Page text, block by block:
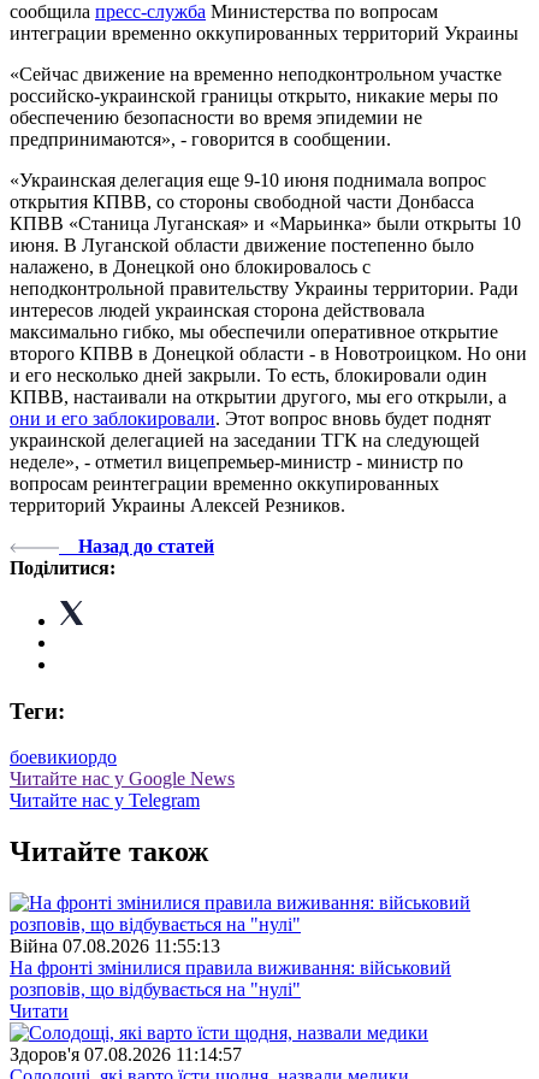
сообщила пресс-служба Министерства по вопросам
интеграции временно оккупированных территорий Украины
«Сейчас движение на временно неподконтрольном участке
российско-украинской границы открыто, никакие меры по
обеспечению безопасности во время эпидемии не
предпринимаются», - говорится в сообщении.
«Украинская делегация еще 9-10 июня поднимала вопрос
открытия КПВВ, со стороны свободной части Донбасса
КПВВ «Станица Луганская» и «Марьинка» были открыты 10
июня. В Луганской области движение постепенно было
налажено, в Донецкой оно блокировалось с
неподконтрольной правительству Украины территории. Ради
интересов людей украинская сторона действовала
максимально гибко, мы обеспечили оперативное открытие
второго КПВВ в Донецкой области - в Новотроицком. Но они
и его несколько дней закрыли. То есть, блокировали один
КПВВ, настаивали на открытии другого, мы его открыли, а
они и его заблокировали. Этот вопрос вновь будет поднят
украинской делегацией на заседании ТГК на следующей
неделе», - отметил вицепремьер-министр - министр по
вопросам реинтеграции временно оккупированных
территорий Украины Алексей Резников.
Назад до статей
Поділитися:
Теги:
боевикиордо
Читайте нас у Google News
Читайте нас у Telegram
Читайте також
Війна 07.08.2026 11:55:13
На фронті змінилися правила виживання: військовий
розповів, що відбувається на "нулі"
Читати
Здоров'я 07.08.2026 11:14:57